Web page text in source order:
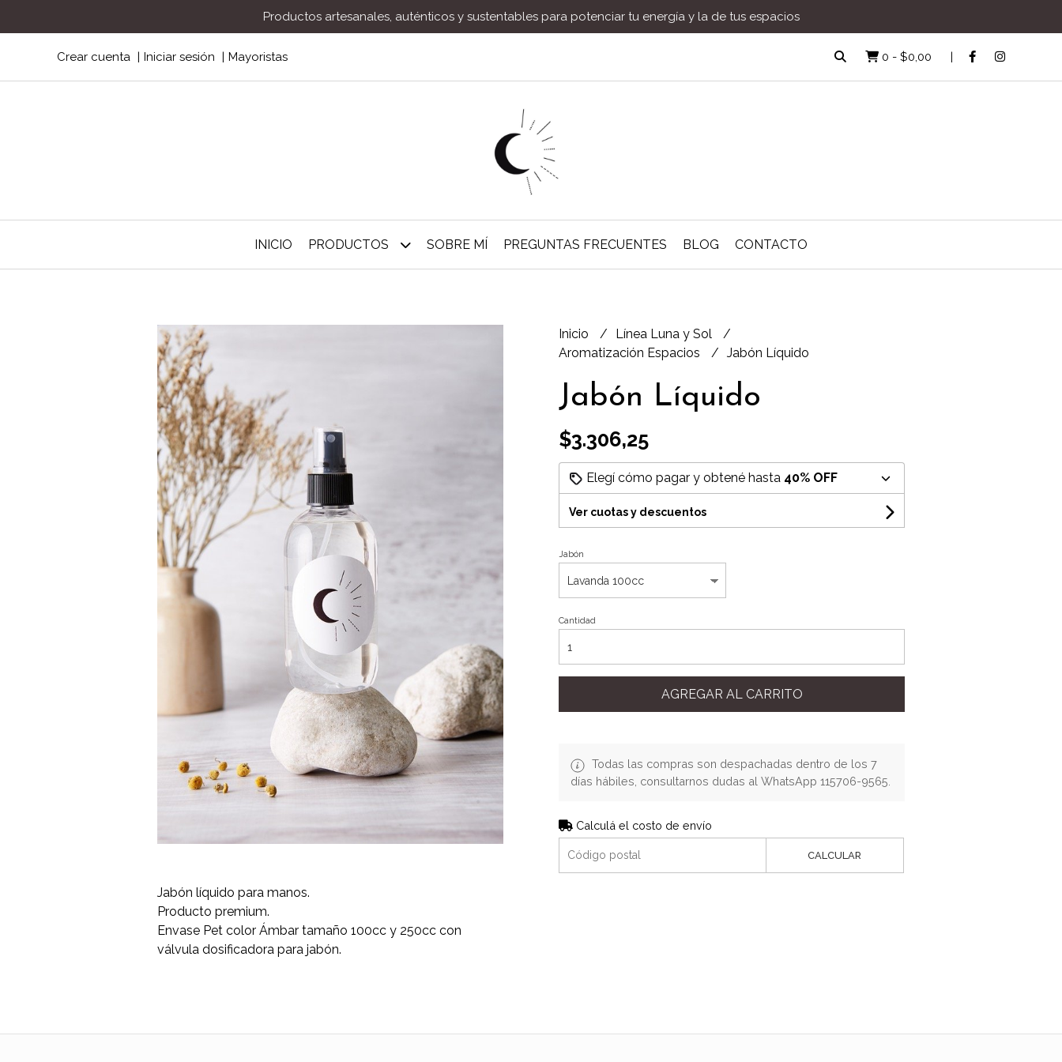
Productos artesanales, auténticos y sustentables para potenciar tu energía y la de tus espacios
Crear cuenta Iniciar sesión Mayoristas 0 - $0,00
INICIO PRODUCTOS SOBRE MÍ PREGUNTAS FRECUENTES BLOG CONTACTO
Jabón líquido para manos.
Producto premium.
Envase Pet color Ámbar tamaño 100cc y 250cc con
válvula dosificadora para jabón.
Inicio
Línea Luna y Sol
Aromatización Espacios
Jabón Líquido
Jabón Líquido
$3.306,25
Elegí cómo pagar y obtené hasta 40% OFF
Ver cuotas y descuentos
Jabón
Cantidad
AGREGAR AL CARRITO
Todas las compras son despachadas dentro de los 7
días hábiles, consultarnos dudas al WhatsApp 115706-9565.
Calculá el costo de envío
CALCULAR